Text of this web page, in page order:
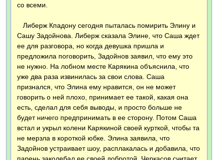
со всеми.
Либерж Кпадону сегодня пыталась помирить Элину и
Сашу Задойнова. Либерж сказала Элине, что Саша ждет
ее для разговора, но когда девушка пришла и
предложила поговорить, Задойнов заявил, что ему это
не нужно. На лобном месте Карякина объяснила, что
уже два раза извинилась за свои слова. Саша
признался, что Элина ему нравится, он не может
говорить о ней плохо, принимает ее такой, какая она
есть, сделал для себя выводы, и просто больше не
будет ничего предпринимать в ее сторону. Потом Саша
встал и укрыл колени Карякиной своей курткой, чтобы та
не мерзла в короткой юбке. Элина заявила, что
Задойнов устраивает шоу, расплакалась и добавила, что